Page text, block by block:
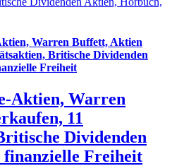
Warren Buffett, Aktien
Britische Dividenden
Freiheit
Aktien, Warren
11
Dividenden
Freiheit